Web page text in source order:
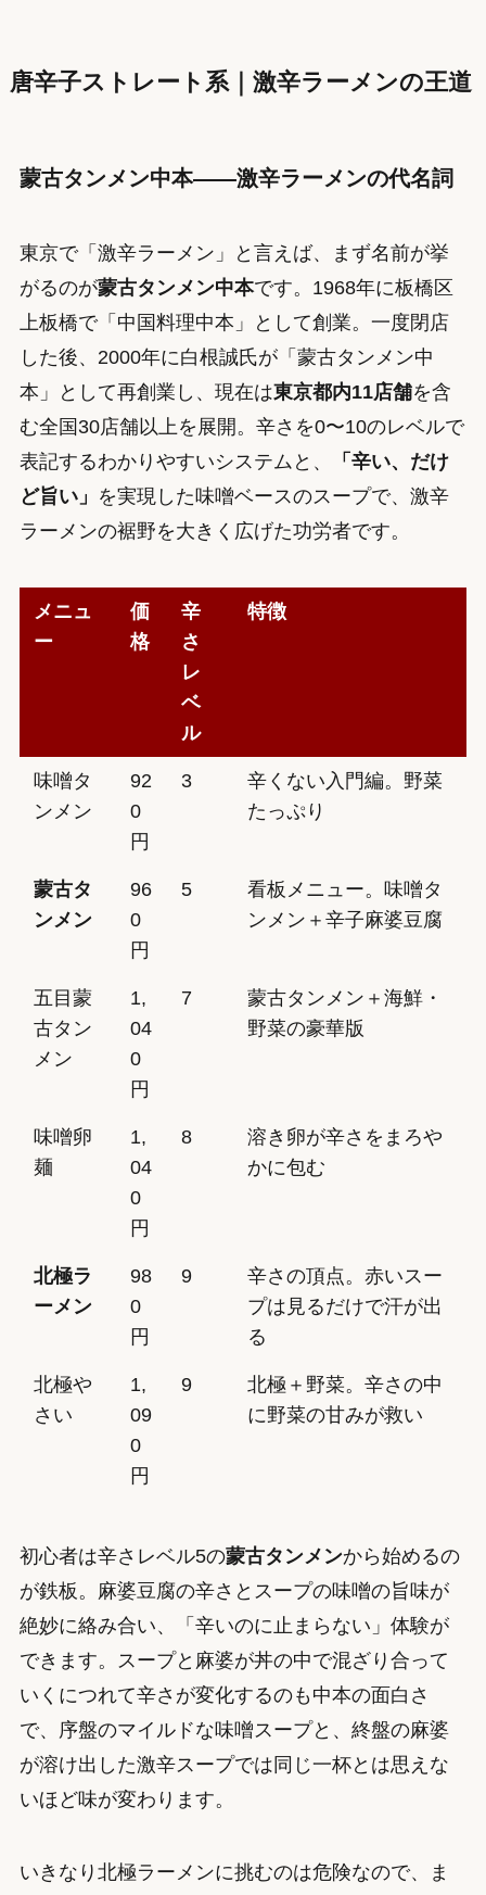
唐辛子ストレート系｜激辛ラーメンの王道
蒙古タンメン中本——激辛ラーメンの代名詞
東京で「激辛ラーメン」と言えば、まず名前が挙
がるのが蒙古タンメン中本です。1968年に板橋区
上板橋で「中国料理中本」として創業。一度閉店
した後、2000年に白根誠氏が「蒙古タンメン中
本」として再創業し、現在は東京都内11店舗を含
む全国30店舗以上を展開。辛さを0〜10のレベルで
表記するわかりやすいシステムと、
「辛い、だけ
ど旨い」 を実現した味噌ベースのスープで、激辛
ラーメンの裾野を大きく広げた功労者です。
メニュ
ー
価
格
辛
さ
レ
ベ
ル
特徴
味噌タ
ンメン
92
0
円
3
辛くない入門編。野菜
たっぷり
蒙古タ
ンメン
96
0
円
5
看板メニュー。味噌タ
ンメン＋辛子麻婆豆腐
五目蒙
古タン
メン
1,
04
0
円
7
蒙古タンメン＋海鮮・
野菜の豪華版
味噌卵
麺
1,
04
0
円
8
溶き卵が辛さをまろや
かに包む
北極ラ
ーメン
98
0
円
9
辛さの頂点。赤いスー
プは見るだけで汗が出
る
北極や
さい
1,
09
0
円
9
北極＋野菜。辛さの中
に野菜の甘みが救い
初心者は辛さレベル5の蒙古タンメンから始めるの
が鉄板。麻婆豆腐の辛さとスープの味噌の旨味が
絶妙に絡み合い、「辛いのに止まらない」体験が
できます。スープと麻婆が丼の中で混ざり合って
いくにつれて辛さが変化するのも中本の面白さ
で、序盤のマイルドな味噌スープと、終盤の麻婆
が溶け出した激辛スープでは同じ一杯とは思えな
いほど味が変わります。
いきなり北極ラーメンに挑むのは危険なので、ま